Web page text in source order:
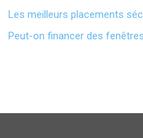
Les meilleurs placements
Peut-on financer des